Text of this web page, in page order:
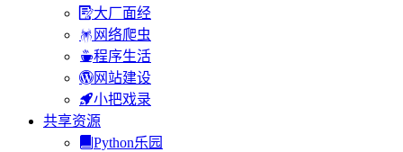
大厂面经
网络爬虫
程序生活
网站建设
小把戏录
共享资源
Python乐园